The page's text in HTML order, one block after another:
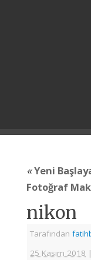
«Yeni
Fotoğraf
nikon
Tarafından
25 Kasım 2018 |